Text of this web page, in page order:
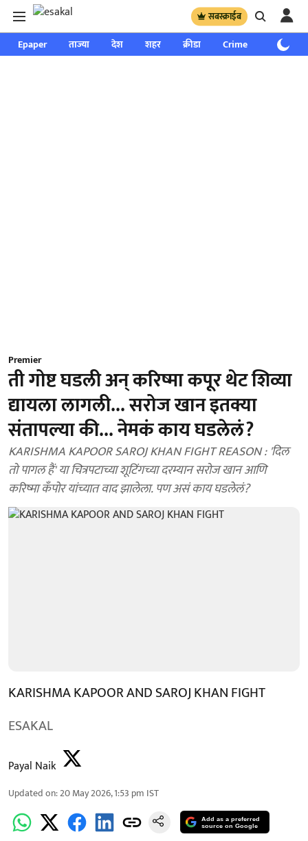
सबस्क्राईब
Epaper ताज्या देश शहर क्रीडा Crime साप्ताहिक
Premier
ती गोष्ट घडली अन् करिष्मा कपूर थेट शिव्या
द्यायला लागली... सरोज खान इतक्या
संतापल्या की... नेमकं काय घडलेलं?
KARISHMA KAPOOR SAROJ KHAN FIGHT REASON : 'दिल
तो पागल हैं' या चित्रपटाच्या शूटिंगच्या दरम्यान सरोज खान आणि
करिष्मा कँपोर यांच्यात वाद झालेला. पण असं काय घडलेलं?
KARISHMA KAPOOR AND SAROJ KHAN FIGHT
ESAKAL
Payal Naik
Updated on:20 May 2026, 1:53 pm IST
Add as a preferred
source on Google